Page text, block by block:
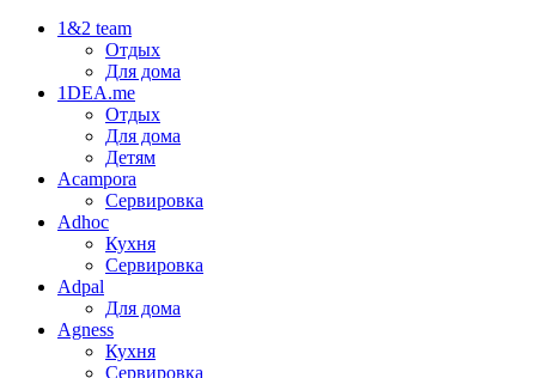
1&2 team
Отдых
Для дома
1DEA.me
Отдых
Для дома
Детям
Acampora
Сервировка
Adhoc
Кухня
Сервировка
Adpal
Для дома
Agness
Кухня
Сервировка